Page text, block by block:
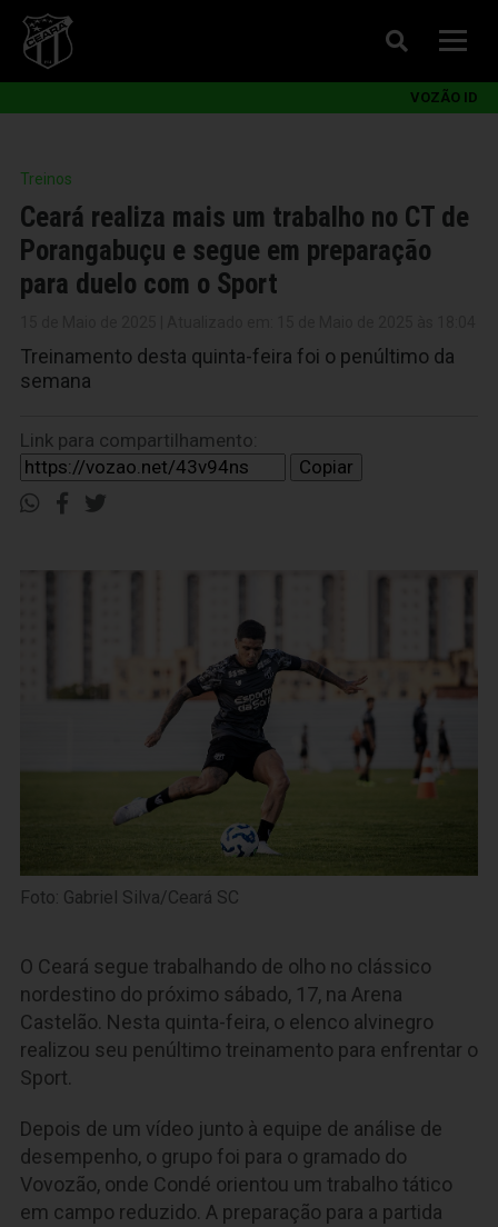
VOZÃO ID
Treinos
Ceará realiza mais um trabalho no CT de
Porangabuçu e segue em preparação
para duelo com o Sport
Treinamento desta quinta-feira foi o penúltimo da
semana
Link para compartilhamento:
Copiar
Foto: Gabriel Silva/Ceará SC
O Ceará segue trabalhando de olho no clássico
nordestino do próximo sábado, 17, na Arena
Castelão. Nesta quinta-feira, o elenco alvinegro
realizou seu penúltimo treinamento para enfrentar o
Sport.
Depois de um vídeo junto à equipe de análise de
desempenho, o grupo foi para o gramado do
Vovozão, onde Condé orientou um trabalho tático
em campo reduzido. A preparação para a partida